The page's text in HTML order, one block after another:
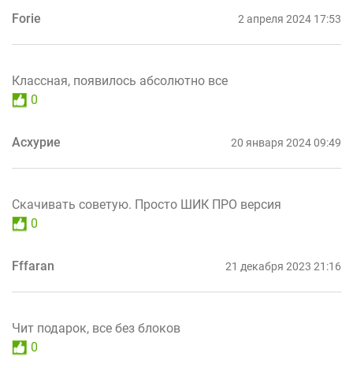
Forie 2 апреля 2024 17:53
Классная, появилось абсолютно все
0
Асхурие 20 января 2024 09:49
Скачивать советую. Просто ШИК ПРО версия
0
Fffaran 21 декабря 2023 21:16
Чит подарок, все без блоков
0